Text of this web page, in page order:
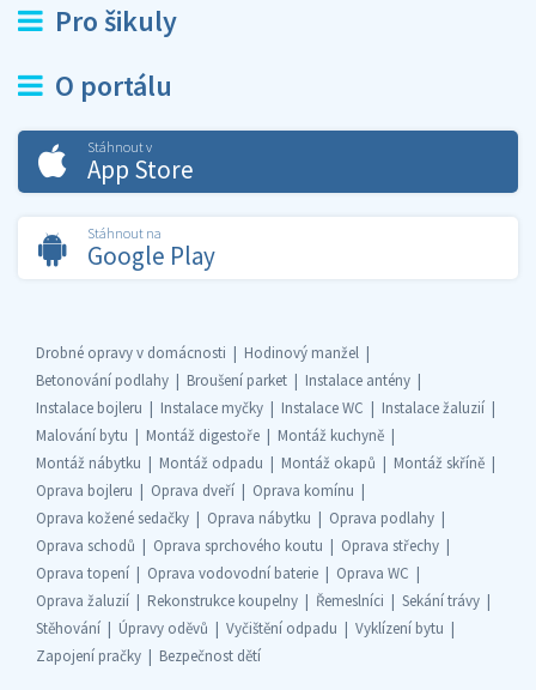
Pro šikuly
O portálu
Stáhnout v
App Store
Stáhnout na
Google Play
Drobné opravy v domácnosti
Hodinový manžel
Betonování podlahy
Broušení parket
Instalace antény
Instalace bojleru
Instalace myčky Instalace WC
Instalace žaluzií
Malování bytu
Montáž digestoře
Montáž kuchyně
Montáž nábytku
Montáž odpadu Montáž okapů
Montáž skříně
Oprava bojleru
Oprava dveří
Oprava komínu
Oprava kožené sedačky
Oprava nábytku
Oprava podlahy
Oprava schodů
Oprava sprchového koutu
Oprava střechy
Oprava topení
Oprava vodovodní baterie
Oprava WC
Oprava žaluzií
Rekonstrukce koupelny Řemeslníci
Sekání trávy
Stěhování
Úpravy oděvů Vyčištění odpadu
Vyklízení bytu
Zapojení pračky
Bezpečnost dětí